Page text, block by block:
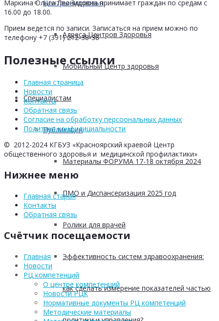
Центры Здоровья
Адреса Центров Здоровья
Мобильный Центр здоровья
Cпециалистам
Публикации
Материалы ФОРУМА 17-18 октября 2024
ПМО и Диспансеризация 2025 год
Ролики для врачей
Эффективность систем здравоохранения:
как сделать измерение показателей частью
Маркина Ольга Леонидовна принимает граждан по средам с
16.00 до 18.00.
Прием ведется по записи. Записаться на прием можно по
телефону +7 (391) 212-38-38
Полезные ссылки
Главная страница
Новости
Контакты
Обратная связь
Согласие на обработку персоональных данных
Политика конфидициальности
© 2012-2024 КГБУЗ «Красноярский краевой Центр
общественного здоровья и медицинской профилактики»
Нижнее меню
Главная старая
Контакты
Обратная связь
Счётчик посещаемости
Главная
Новости
РЦ компетенций
О центре компетенций
Новости РЦК
Нормативные документы РЦ компетенций
Методические материалы